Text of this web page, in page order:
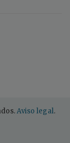
Aviso legal.